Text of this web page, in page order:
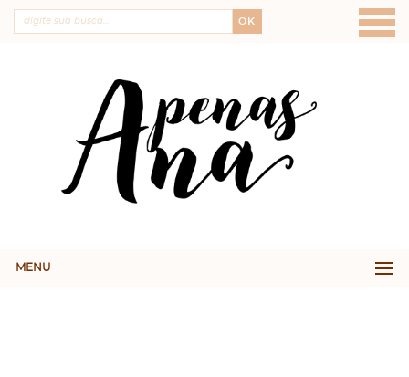
OK
MENU